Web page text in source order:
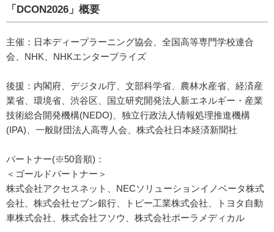
「DCON2026」概要
主催：日本ディープラーニング協会、全国高等専門学校連合
会、NHK、NHKエンタープライズ
後援：内閣府、デジタル庁、文部科学省、農林水産省、経済産
業省、環境省、渋谷区、国立研究開発法人新エネルギー・産業
技術総合開発機構(NEDO)、独立行政法人情報処理推進機構
(IPA)、一般財団法人高専人会、株式会社日本経済新聞社
パートナー(※50音順)：
＜ゴールドパートナー＞
株式会社アクセスネット、NECソリューションイノベータ株式
会社、株式会社セブン銀行、トピー工業株式会社、トヨタ自動
車株式会社、株式会社フソウ、株式会社ポーラメディカル